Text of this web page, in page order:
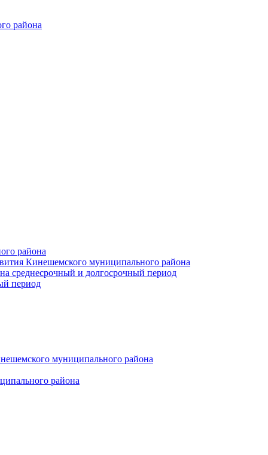
района
района
Кинешемского муниципального района
среднесрочный и долгосрочный период
период
муниципального района
района